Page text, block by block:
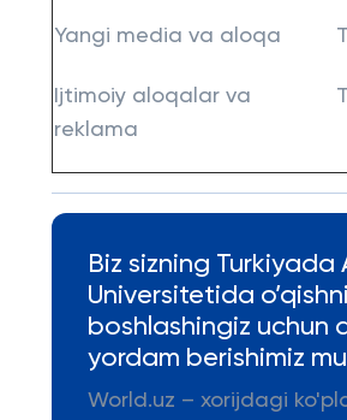
Yangi media va aloqa
Ijtimoiy aloqalar va
reklama
Biz sizning Turkiyada
Universitetida o’qishni
boshlashingiz uchun
yordam berishimiz
World.uz – xorijdagi